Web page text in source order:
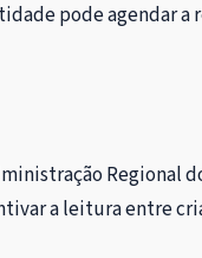
pode agendar
Regional
a leitura entre